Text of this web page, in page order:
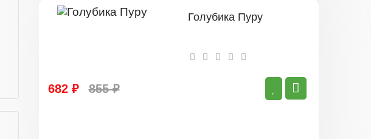
Голубика Пуру
682 ₽ 855 ₽